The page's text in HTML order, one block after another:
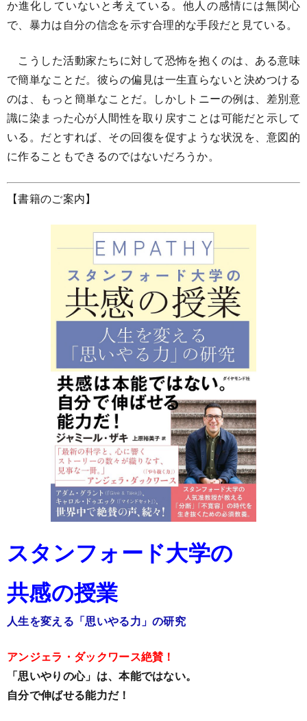
か進化していないと考えている。他人の感情には無関心
で、暴力は自分の信念を示す合理的な手段だと見ている。
こうした活動家たちに対して恐怖を抱くのは、ある意味
で簡単なことだ。彼らの偏見は一生直らないと決めつける
のは、もっと簡単なことだ。しかしトニーの例は、差別意
識に染まった心が人間性を取り戻すことは可能だと示して
いる。だとすれば、その回復を促すような状況を、意図的
に作ることもできるのではないだろうか。
【書籍のご案内】
スタンフォード大学の
共感の授業
人生を変える「思いやる力」の研究
アンジェラ・ダックワース絶賛！
「思いやりの心」は、本能ではない。
自分で伸ばせる能力だ！